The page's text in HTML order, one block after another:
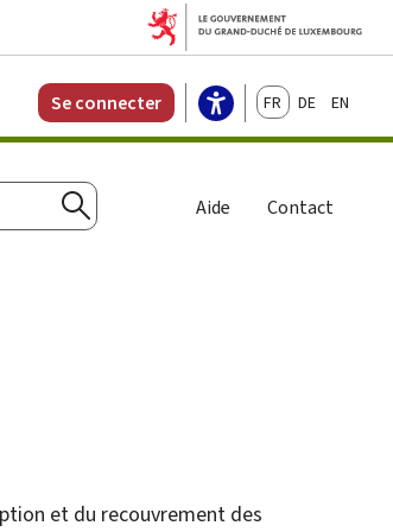
Se connecter FrançaisDeutschEnglish
Rechercher
Aide Contact
et du recouvrement des